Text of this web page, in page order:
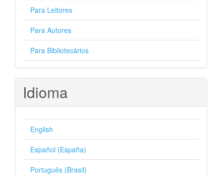
Para Leitores
Para Autores
Para Bibliotecários
Idioma
English
Español (España)
Português (Brasil)